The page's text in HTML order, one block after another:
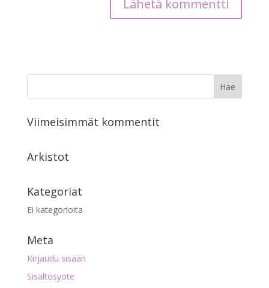
Viimeisimmät kommentit
Arkistot
Kategoriat
Ei kategorioita
Meta
Kirjaudu sisään
Sisältösyöte